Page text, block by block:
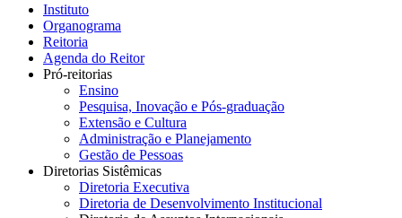
Instituto
Organograma
Reitoria
Agenda do Reitor
Pró-reitorias
Ensino
Pesquisa, Inovação e Pós-graduação
Extensão e Cultura
Administração e Planejamento
Gestão de Pessoas
Diretorias Sistêmicas
Diretoria Executiva
Diretoria de Desenvolvimento Institucional